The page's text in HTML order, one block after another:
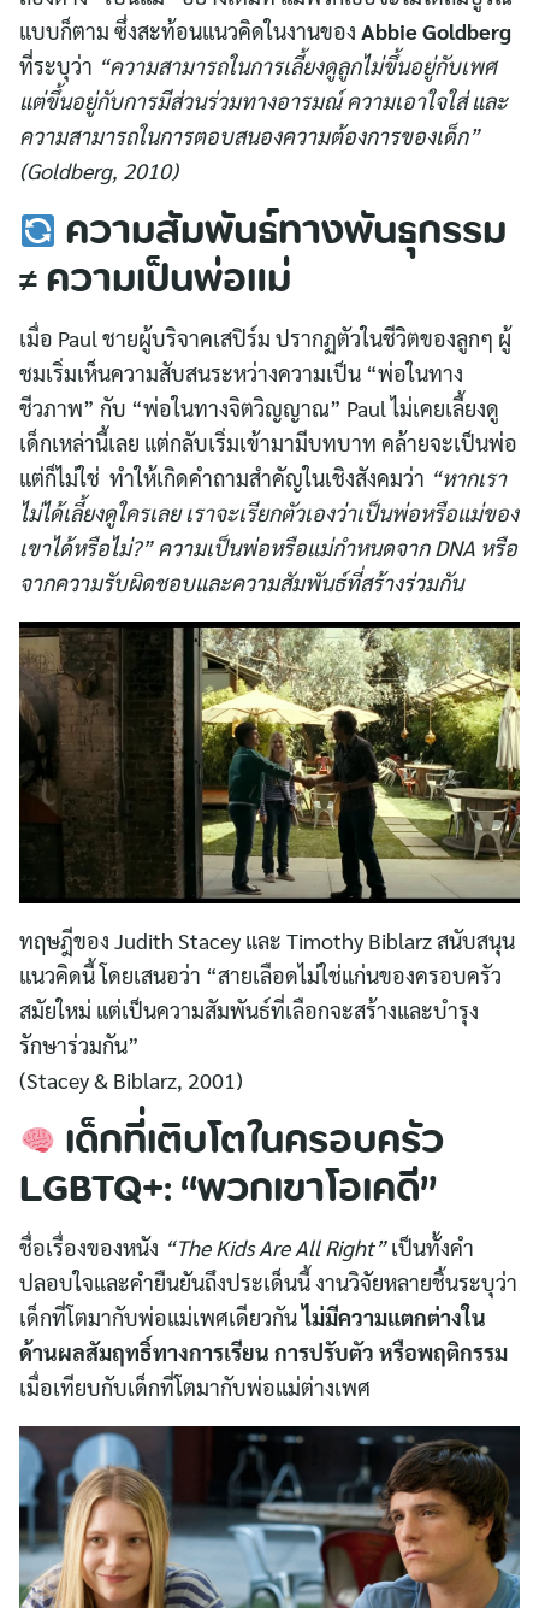
แบบก็ตาม ซึ่งสะท้อนแนวคิดในงานของ Abbie Goldberg
ที่ระบุว่า “ความสามารถในการเลี้ยงดูลูกไม่ขึ้นอยู่กับเพศ
แต่ขึ้นอยู่กับการมีส่วนร่วมทางอารมณ์ ความเอาใจใส่ และ
ความสามารถในการตอบสนองความต้องการของเด็ก”
(Goldberg, 2010)
ความสัมพันธ์ทางพันธุกรรม
≠ ความเป็นพ่อแม่
เมื่อ Paul ชายผู้บริจาคเสปิร์ม ปรากฏตัวในชีวิตของลูกๆ ผู้
ชมเริ่มเห็นความสับสนระหว่างความเป็น “พ่อในทาง
ชีวภาพ” กับ “พ่อในทางจิตวิญญาณ” Paul ไม่เคยเลี้ยงดู
เด็กเหล่านี้เลย แต่กลับเริ่มเข้ามามีบทบาท คล้ายจะเป็นพ่อ
แต่ก็ไม่ใช่ ทำให้เกิดคำถามสำคัญในเชิงสังคมว่า “หากเรา
ไม่ได้เลี้ยงดูใครเลย เราจะเรียกตัวเองว่าเป็นพ่อหรือแม่ของ
เขาได้หรือไม่?” ความเป็นพ่อหรือแม่กำหนดจาก DNA หรือ
จากความรับผิดชอบและความสัมพันธ์ที่สร้างร่วมกัน
ทฤษฎีของ Judith Stacey และ Timothy Biblarz สนับสนุน
แนวคิดนี้ โดยเสนอว่า “สายเลือดไม่ใช่แก่นของครอบครัว
สมัยใหม่ แต่เป็นความสัมพันธ์ที่เลือกจะสร้างและบำรุง
รักษาร่วมกัน”
(Stacey & Biblarz, 2001)
เด็กที่เติบโตในครอบครัว
LGBTQ+: “พวกเขาโอเคดี”
ชื่อเรื่องของหนัง “The Kids Are All Right”เป็นทั้งคำ
ปลอบใจและคำยืนยันถึงประเด็นนี้ งานวิจัยหลายชิ้นระบุว่า
เด็กที่โตมากับพ่อแม่เพศเดียวกันไม่มีความแตกต่างใน
ด้านผลสัมฤทธิ์ทางการเรียน การปรับตัว หรือพฤติกรรม
เมื่อเทียบกับเด็กที่โตมากับพ่อแม่ต่างเพศ